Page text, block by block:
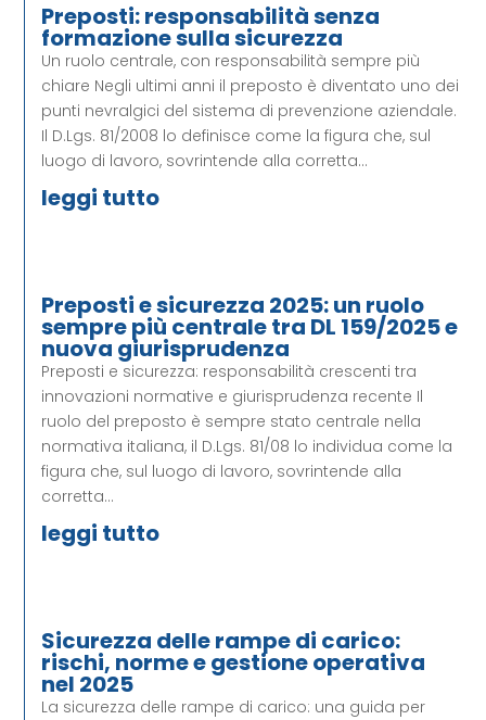
Preposti: responsabilità senza
formazione sulla sicurezza
Un ruolo centrale, con responsabilità sempre più
chiare Negli ultimi anni il preposto è diventato uno dei
punti nevralgici del sistema di prevenzione aziendale.
Il D.Lgs. 81/2008 lo definisce come la figura che, sul
luogo di lavoro, sovrintende alla corretta...
leggi tutto
Preposti e sicurezza 2025: un ruolo
sempre più centrale tra DL 159/2025 e
nuova giurisprudenza
Preposti e sicurezza: responsabilità crescenti tra
innovazioni normative e giurisprudenza recente Il
ruolo del preposto è sempre stato centrale nella
normativa italiana, il D.Lgs. 81/08 lo individua come la
figura che, sul luogo di lavoro, sovrintende alla
corretta...
leggi tutto
Sicurezza delle rampe di carico:
rischi, norme e gestione operativa
nel 2025
La sicurezza delle rampe di carico: una guida per